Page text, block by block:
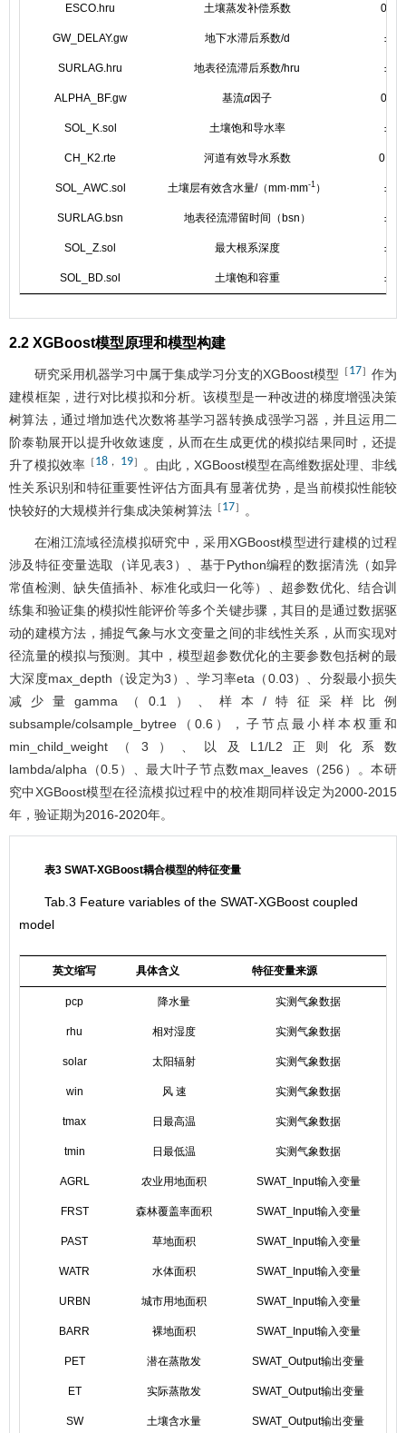
ESCO.hru 土壤蒸发补偿系数
GW_DELAY.gw 地下水滞后系数/d
SURLAG.hru 地表径流滞后系数/hru
ALPHA_BF.gw 基流α因子
SOL_K.sol 土壤饱和导水率
CH_K2.rte 河道有效导水系数
SOL_AWC.sol 土壤层有效含水量/（mm·mm-1 ）
SURLAG.bsn 地表径流滞留时间（bsn）
SOL_Z.sol 最大根系深度
SOL_BD.sol 土壤饱和容重
2.2 XGBoost模型原理和模型构建
研究采用机器学习中属于集成学习分支的XGBoost模型 ［17］ 作为
建模框架，进行对比模拟和分析。该模型是一种改进的梯度增强决策
树算法，通过增加迭代次数将基学习器转换成强学习器，并且运用二
阶泰勒展开以提升收敛速度，从而在生成更优的模拟结果同时，还提
升了模拟效率 ［18 ， 19］
。由此，XGBoost模型在高维数据处理、非线
性关系识别和特征重要性评估方面具有显著优势，是当前模拟性能较
快较好的大规模并行集成决策树算法 ［17］ 。
在湘江流域径流模拟研究中，采用XGBoost模型进行建模的过程
涉及特征变量选取（详见表3 ）、基于Python编程的数据清洗（如异
常值检测、缺失值插补、标准化或归一化等）、超参数优化、结合训
练集和验证集的模拟性能评价等多个关键步骤，其目的是通过数据驱
动的建模方法，捕捉气象与水文变量之间的非线性关系，从而实现对
径流量的模拟与预测。其中，模型超参数优化的主要参数包括树的最
大深度max_depth（设定为3）、学习率eta（0.03）、分裂最小损失
减少量gamma（0.1）、样本/特征采样比例
subsample/colsample_bytree（0.6），子节点最小样本权重和
min_child_weight（3）、以及L1/L2正则化系数
lambda/alpha（0.5）、最大叶子节点数max_leaves（256）。本研
究中XGBoost模型在径流模拟过程中的校准期同样设定为2000-2015
年，验证期为2016-2020年。
表3 SWAT-XGBoost耦合模型的特征变量
Tab.3 Feature variables of the SWAT-XGBoost coupled
model
英文缩写 具体含义 特征变量来源
pcp 降水量 实测气象数据
rhu 相对湿度 实测气象数据
solar 太阳辐射 实测气象数据
win 风 速 实测气象数据
tmax 日最高温 实测气象数据
tmin 日最低温 实测气象数据
AGRL 农业用地面积 SWAT_Input输入变量
FRST 森林覆盖率面积 SWAT_Input输入变量
PAST 草地面积 SWAT_Input输入变量
WATR 水体面积 SWAT_Input输入变量
URBN 城市用地面积 SWAT_Input输入变量
BARR 裸地面积 SWAT_Input输入变量
PET 潜在蒸散发 SWAT_Output输出变量
ET 实际蒸散发 SWAT_Output输出变量
SW 土壤含水量 SWAT_Output输出变量